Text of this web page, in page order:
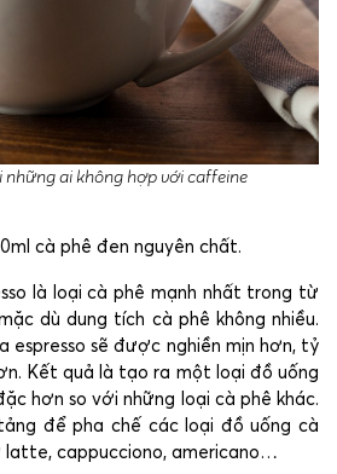
những ai không hợp với caffeine
cà phê đen nguyên chất.
là loại cà phê mạnh nhất trong từ
dù dung tích cà phê không nhiều.
espresso sẽ được nghiền mịn hơn, tỷ
Kết quả là tạo ra một loại đồ uống
hơn so với những loại cà phê khác.
tảng để pha chế các loại đồ uống cà
latte, cappucciono, americano…